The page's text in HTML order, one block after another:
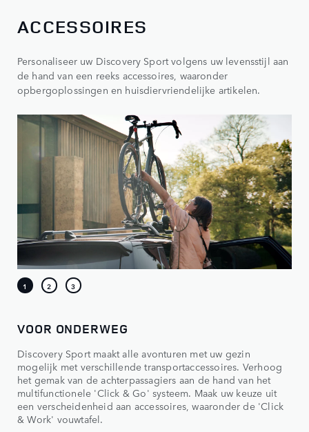
ACCESSOIRES
Personaliseer uw Discovery Sport volgens uw levensstijl aan
de hand van een reeks accessoires, waaronder
opbergoplossingen en huisdiervriendelijke artikelen.
VOOR ONDERWEG
Discovery Sport maakt alle avonturen met uw gezin
mogelijk met verschillende transportaccessoires. Verhoog
het gemak van de achterpassagiers aan de hand van het
multifunctionele 'Click & Go' systeem. Maak uw keuze uit
een verscheidenheid aan accessoires, waaronder de 'Click
& Work' vouwtafel.